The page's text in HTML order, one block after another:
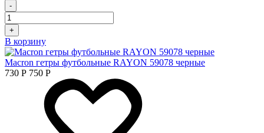
-
+
В корзину
Macron гетры футбольные RAYON 59078 черные
730 Р 750 Р